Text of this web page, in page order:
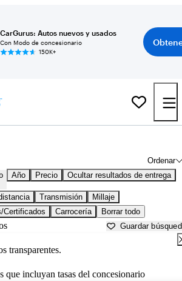
CarGurus: Autos nuevos y usados
Con Modo de concesionario
150K+
Ordenar
Año Precio Ocultar resultados de entrega
Transmisión
Millaje
Certificados
Carrocería Borrar todo
Guardar
transparentes.
que incluyan tasas del concesionario